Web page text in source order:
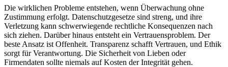
Die wirklichen Probleme entstehen, wenn Überwachung ohne
Zustimmung erfolgt. Datenschutzgesetze sind streng, und ihre
Verletzung kann schwerwiegende rechtliche Konsequenzen nach
sich ziehen. Darüber hinaus entsteht ein Vertrauensproblem. Der
beste Ansatz ist Offenheit. Transparenz schafft Vertrauen, und Ethik
sorgt für Verantwortung. Die Sicherheit von Lieben oder
Firmendaten sollte niemals auf Kosten der Integrität gehen.